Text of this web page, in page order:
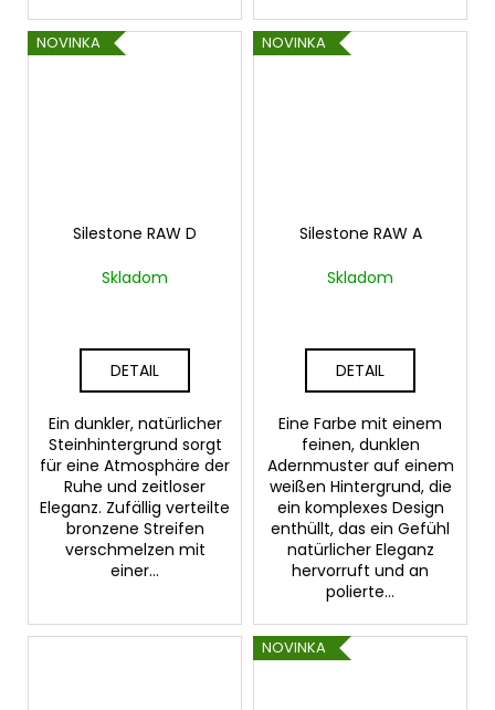
NOVINKA
Silestone RAW D
Skladom
DETAIL
Ein dunkler, natürlicher
Steinhintergrund sorgt
für eine Atmosphäre der
Ruhe und zeitloser
Eleganz. Zufällig verteilte
bronzene Streifen
verschmelzen mit
einer...
NOVINKA
Silestone RAW A
Skladom
DETAIL
Eine Farbe mit einem
feinen, dunklen
Adernmuster auf einem
weißen Hintergrund, die
ein komplexes Design
enthüllt, das ein Gefühl
natürlicher Eleganz
hervorruft und an
polierte...
NOVINKA